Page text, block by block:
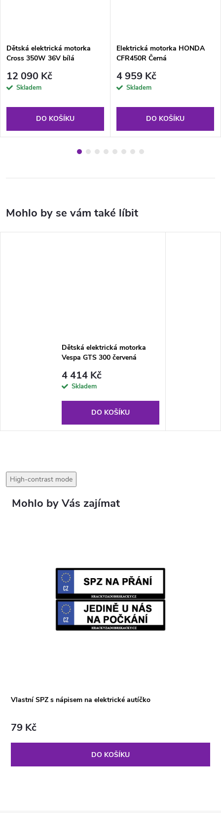
Dětská elektrická motorka
Cross 350W 36V bílá
12 090 Kč
Skladem
DO KOŠÍKU
Elektrická motorka HONDA
CFR450R Černá
4 959 Kč
Skladem
DO KOŠÍKU
Dětská elektrická motorka
Vespa GTS 300 červená
4 414 Kč
Skladem
DO KOŠÍKU
High-contrast mode
Vlastní SPZ s nápisem na elektrické autíčko
79 Kč
DO KOŠÍKU